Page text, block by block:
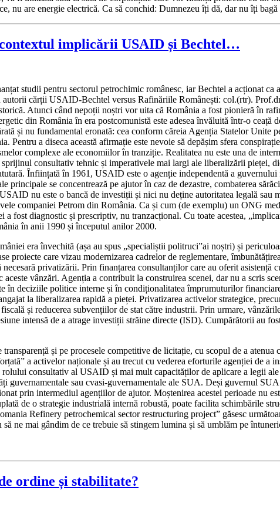
nu are energie electrică. Ca să conchid: Dumnezeu îți dă, dar nu îți bagă
implicării USAID și Bechtel…
studii pentru sectorul petrochimic românesc, iar Bechtel a acționat
autorii cărții USAID-Bechtel versus Rafinăriile Românești: col.(rtr).
Atunci când nepoții noștri vor uita că România a fost pionieră în
din România în era postcomunistă este adesea învăluită într-o
și nu fundamental eronată: cea conform căreia Agenția Statelor
a diseca această afirmație este nevoie să depășim sfera
complexe ale economiilor în tranziție. Realitatea nu este una de
consultativ tehnic și imperativele mai largi ale liberalizării pieței,
Înființată în 1961, USAID este o agenție independentă a
se concentrează pe ajutor în caz de dezastre, combaterea
nu este o bancă de investiții și nici nu deține autoritatea legală sau
companiei Petrom din România. Ca și cum (de exemplu) un ONG
fost diagnostic și prescriptiv, nu tranzacțional. Cu toate acestea,
în anii 1990 și începutul anilor 2000.
era învechită (așa au spus „specialiștii politruci”ai noștri) și
care vizau modernizarea cadrelor de reglementare,
privatizării. Prin finanțarea consultanților care au oferit
vânzări. Agenția a contribuit la construirea scenei, dar nu a scris
deciziile politice interne și în condiționalitatea împrumuturilor
la liberalizarea rapidă a pieței. Privatizarea activelor strategice,
și reducerea subvențiilor de stat către industrii. Prin urmare,
intensă de a atrage investiții străine directe (ISD). Cumpărătorii au
și pe procesele competitive de licitație, cu scopul de a atenua
a activelor naționale și au trecut cu vederea eforturile agenției de a
consultativ al USAID și mai mult capacităților de aplicare a legii
guvernamentale sau cvasi-guvernamentale ale SUA. Deși guvernul
prin intermediul agențiilor de ajutor. Moștenirea acestei perioade nu
de o strategie industrială internă robustă, poate facilita schimbările
Refinery petrochemical sector restructuring project” găsesc
ne mai gândim de ce trebuie să stingem lumina și să umblăm pe
ordine și stabilitate?